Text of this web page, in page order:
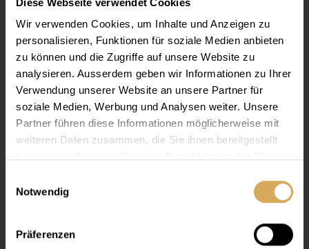
Wir verwenden Cookies, um Inhalte und Anzeigen zu
personalisieren, Funktionen für soziale Medien anbieten
zu können und die Zugriffe auf unsere Website zu
analysieren. Ausserdem geben wir Informationen zu Ihrer
Verwendung unserer Website an unsere Partner für
soziale Medien, Werbung und Analysen weiter. Unsere
Partner führen diese Informationen möglicherweise mit
weiteren Daten zusammen, die Sie ihnen bereitgestellt
Notwendig
Präferenzen